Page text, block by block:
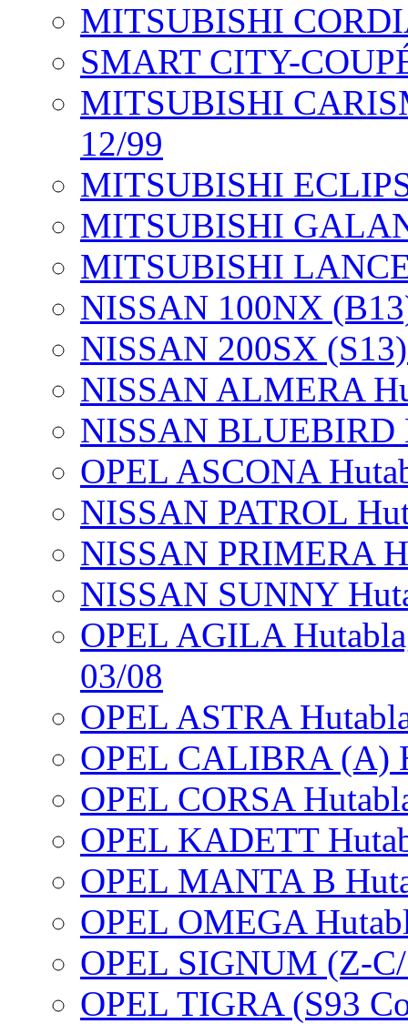
MITSUBISHI
SMART CITY-
MITSUBISHI
12/99
MITSUBISHI
MITSUBISHI
MITSUBISHI
NISSAN 100NX
NISSAN 200SX
NISSAN ALMERA
NISSAN BLUEBIRD
OPEL ASCONA
NISSAN PATROL
NISSAN PRIMERA
NISSAN SUNNY
OPEL AGILA
03/08
OPEL ASTRA
OPEL CALIBRA (A)
OPEL CORSA
OPEL KADETT
OPEL MANTA B
OPEL OMEGA
OPEL SIGNUM (Z-
OPEL TIGRA (S93